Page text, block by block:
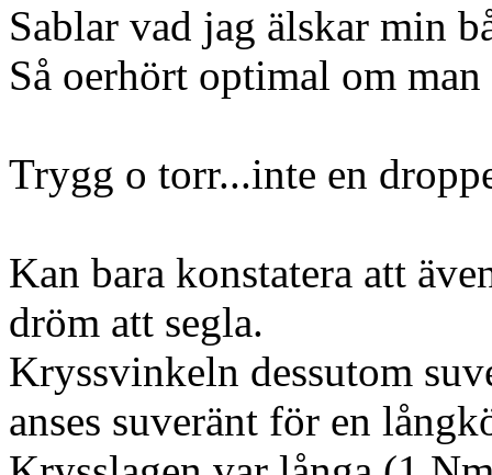
Sablar vad jag älskar min
Så oerhört optimal om
Trygg o torr...inte en
Kan bara konstatera att
dröm att segla.
Kryssvinkeln dessutom
anses suveränt för en